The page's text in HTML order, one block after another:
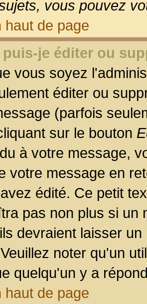
vous pouvez
haut de page
je éditer ou
vous soyez
éditer ou
(parfois
sur le bouton
à votre message,
votre message en
édité. Ce petit
pas non plus si un
devraient laisser
noter qu'un
quelqu'un y a
haut de page